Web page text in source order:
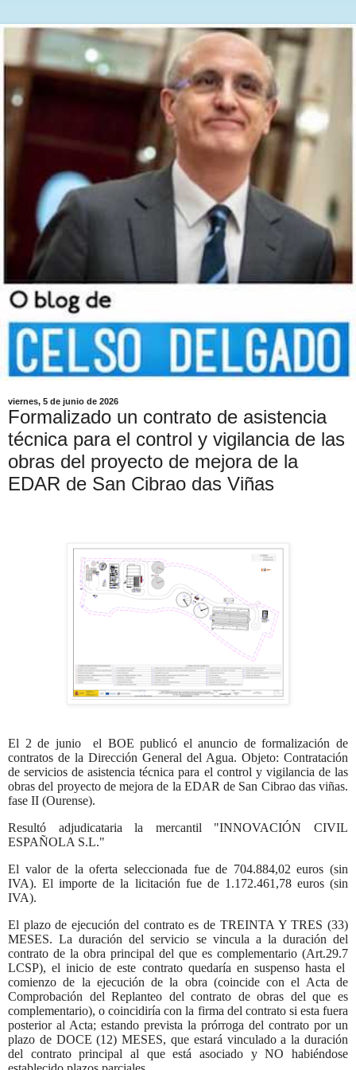
viernes, 5 de junio de 2026
Formalizado un contrato de asistencia
técnica para el control y vigilancia de las
obras del proyecto de mejora de la
EDAR de San Cibrao das Viñas
El 2 de junio el BOE publicó el anuncio de formalización de
contratos de la Dirección General del Agua. Objeto: Contratación
de servicios de asistencia técnica para el control y vigilancia de las
obras del proyecto de mejora de la EDAR de San Cibrao das viñas.
fase II (Ourense).
Resultó adjudicataria la mercantil "INNOVACIÓN CIVIL
ESPAÑOLA S.L."
El valor de la oferta seleccionada fue de 704.884,02 euros (sin
IVA). El importe de la licitación fue de 1.172.461,78 euros (sin
IVA).
El plazo de ejecución del contrato es de TREINTA Y TRES (33)
MESES. La duración del servicio se vincula a la duración del
contrato de la obra principal del que es complementario (Art.29.7
LCSP), el inicio de este contrato quedaría en suspenso hasta el
comienzo de la ejecución de la obra (coincide con el Acta de
Comprobación del Replanteo del contrato de obras del que es
complementario), o coincidiría con la firma del contrato si esta fuera
posterior al Acta; estando prevista la prórroga del contrato por un
plazo de DOCE (12) MESES, que estará vinculado a la duración
del contrato principal al que está asociado y NO habiéndose